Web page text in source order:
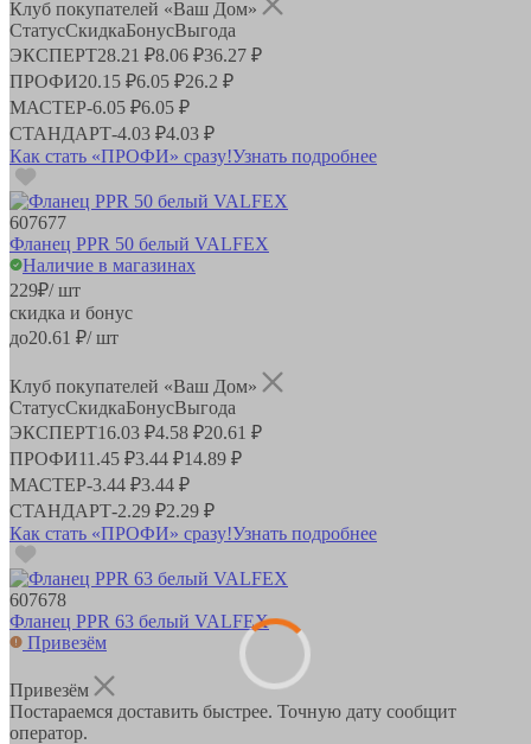
Клуб покупателей «Ваш Дом»
СтатусСкидкаБонусВыгода
ЭКСПЕРТ28.21 ₽8.06 ₽36.27 ₽
ПРОФИ20.15 ₽6.05 ₽26.2 ₽
МАСТЕР-6.05 ₽6.05 ₽
СТАНДАРТ-4.03 ₽4.03 ₽
Как стать «ПРОФИ» сразу!Узнать подробнее
607677
Фланец PPR 50 белый VALFEX
Наличие в магазинах
229₽/ шт
скидка и бонус
до20.61 ₽/ шт
Клуб покупателей «Ваш Дом»
СтатусСкидкаБонусВыгода
ЭКСПЕРТ16.03 ₽4.58 ₽20.61 ₽
ПРОФИ11.45 ₽3.44 ₽14.89 ₽
МАСТЕР-3.44 ₽3.44 ₽
СТАНДАРТ-2.29 ₽2.29 ₽
Как стать «ПРОФИ» сразу!Узнать подробнее
607678
Фланец PPR 63 белый VALFEX
Привезём
Привезём
Постараемся доставить быстрее. Точную дату сообщит
оператор.